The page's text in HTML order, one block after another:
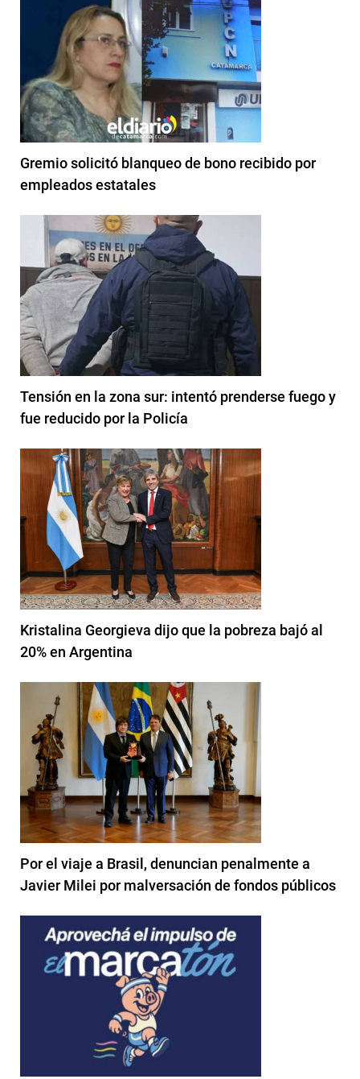
Gremio solicitó blanqueo de bono recibido por
empleados estatales
Tensión en la zona sur: intentó prenderse fuego y
fue reducido por la Policía
Kristalina Georgieva dijo que la pobreza bajó al
20% en Argentina
Por el viaje a Brasil, denuncian penalmente a
Javier Milei por malversación de fondos públicos